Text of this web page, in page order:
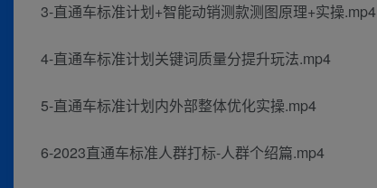
3-直通车标准计划+智能动销测款测图原理+实操.mp4
4-直通车标准计划关键词质量分提升玩法.mp4
5-直通车标准计划内外部整体优化实操.mp4
6-2023直通车标准人群打标-人群个绍篇.mp4